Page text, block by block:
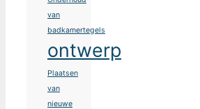
van
badkamertegels
ontwerp
Plaatsen
van
nieuwe